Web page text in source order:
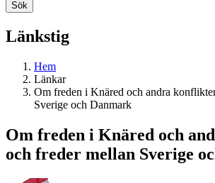
Länkstig
Hem
Länkar
Om freden i Knäred och andra
Sverige och Danmark
Om freden i Knäred och
och freder mellan Sverige